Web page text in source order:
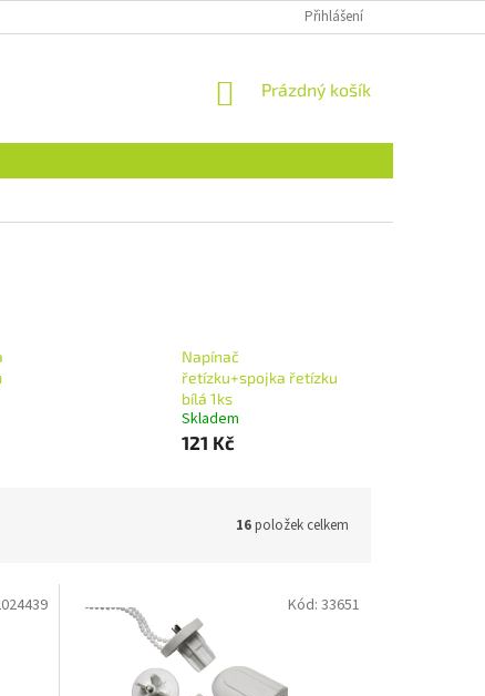
ÚDAJŮ FORMULÁŘ PRO
Přihlášení
NÁKUPNÍ
Prázdný košík
Napínač
řetízku+spojka řetízku
bílá 1ks
Skladem
121 Kč
16položek celkem
Kód: 33651